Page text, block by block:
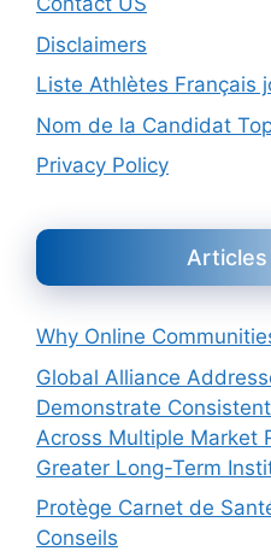
Disclaimers
Liste Athlètes Français
Nom de la Candidat
Privacy Policy
Why Online
Global Alliance
Demonstrate
Across Multiple Market
Greater Long-Term
Protège Carnet de
Conseils